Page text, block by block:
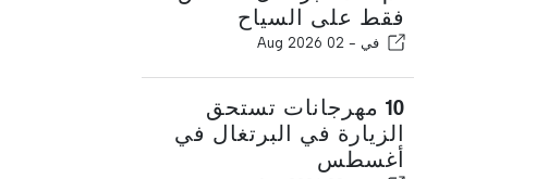
فقط على السياح
في - 02 Aug 2026
10 مهرجانات تستحق
الزيارة في البرتغال في
أغسطس